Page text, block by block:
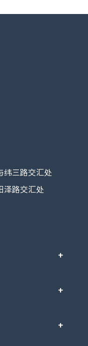
纬三路交汇处
泽路交汇处